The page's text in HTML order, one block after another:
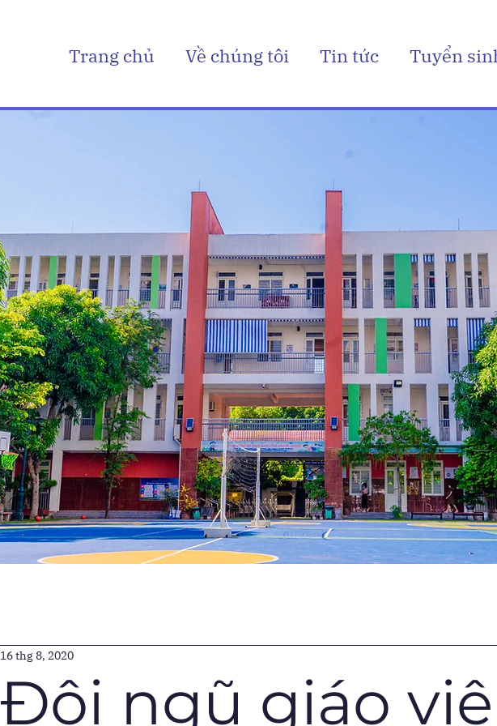
Trang chủ Về chúng tôi Tin tức Tuyển
Đội ngũ giáo
16 thg 8, 2020